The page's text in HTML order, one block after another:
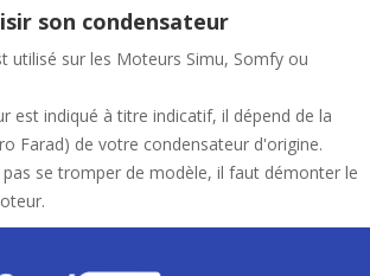
son condensateur
utilisé sur les Moteurs Simu, Somfy ou
est indiqué à titre indicatif, il dépend de la
Farad) de votre condensateur d'origine.
se tromper de modèle, il faut démonter le